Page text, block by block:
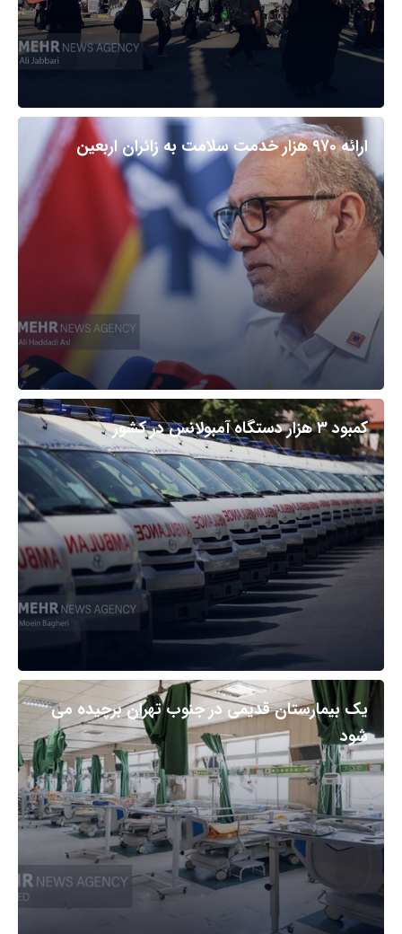
ارائه ۹۷۰ هزار خدمت سلامت به زائران اربعین
کمبود ۳ هزار دستگاه آمبولانس در کشور
یک بیمارستان قدیمی در جنوب تهران برچیده می
شود